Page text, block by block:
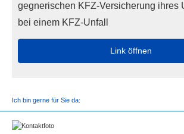
gegnerischen KFZ-Versicherung ihres
bei einem KFZ-Unfall
Link öffnen
Ich bin gerne für Sie da: